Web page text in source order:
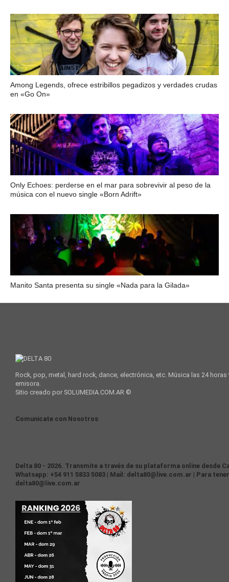
Among Legends, ofrece estribillos pegadizos y verdades crudas
en «Go On»
Only Echoes: perderse en el mar para sobrevivir al peso de la
música con el nuevo single «Born Adrift»
Manito Santa presenta su single «Nada para la Gilada»
Rock, pop, metal, hard rock, dance, electrónica, etc. Música las 24
emisora.
Sitio creado por SOLUMEDIA.COM.AR ©
Comunicate con Nosotros
Delta 80 - 2026. Transmite a través de su plataforma online desde
Whatsapp: +54 911 5833 5083 | Mail: delta80@live.com.ar | Para
delta80@live.com.ar